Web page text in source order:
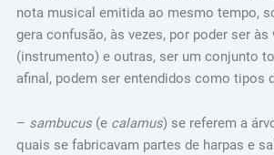
nota musical emitida ao mesmo tempo,
gera confusão, às vezes, por poder ser às
(instrumento) e outras, ser um conjunto
afinal, podem ser entendidos como tipos
– sambucus(e calamus) se referem a
quais se fabricavam partes de harpas e